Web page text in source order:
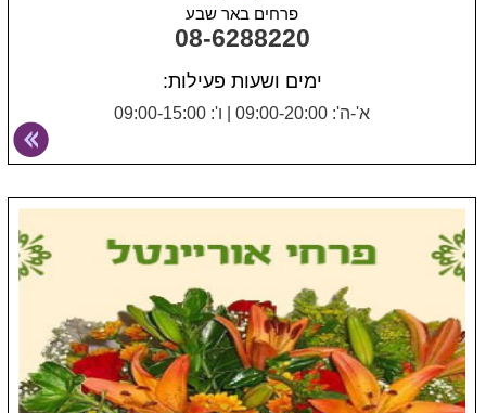
פרחים באר שבע
08-6288220
ימים ושעות פעילות:
א'-ה': 09:00-20:00 ו': 09:00-15:00